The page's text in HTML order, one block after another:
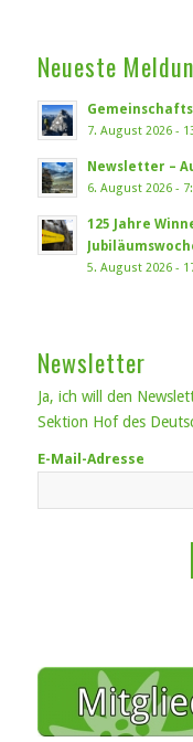
Neueste
7. August 2026 -
Newsletter –
6. August 2026 -
125 Jahre
5. August 2026 -
Newsletter
Ja, ich will den
Sektion Hof des
E-Mail-Adresse